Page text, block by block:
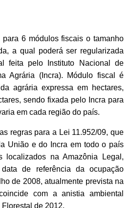
6 módulos fiscais o tamanho
a qual poderá ser regularizada
feita pelo Instituto Nacional de
Agrária (Incra). Módulo fiscal é
agrária expressa em hectares,
sendo fixada pelo Incra para
em cada região do país.
regras para a Lei 11.952/09, que
União e do Incra em todo o país
na Amazônia Legal,
de referência da ocupação
de 2008, atualmente prevista na
com a anistia ambiental
de 2012.